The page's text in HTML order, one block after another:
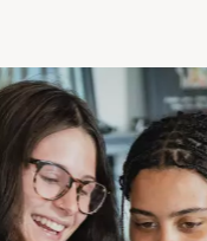
og filminnhold.
og hvordan klippe